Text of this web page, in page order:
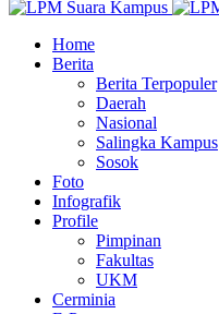
Home
Berita
Berita Terpopuler
Daerah
Nasional
Salingka Kampus
Sosok
Foto
Infografik
Profile
Pimpinan
Fakultas
UKM
Cerminia